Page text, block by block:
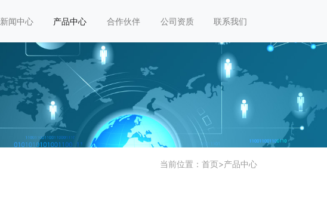
新闻中心 产品中心 合作伙伴 公司资质 联系我们
当前位置： 首页>产品中心